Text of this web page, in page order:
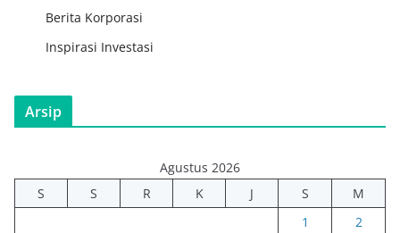
Berita Korporasi
Inspirasi Investasi
Arsip
Agustus 2026
S
S R K J S
M
1
2